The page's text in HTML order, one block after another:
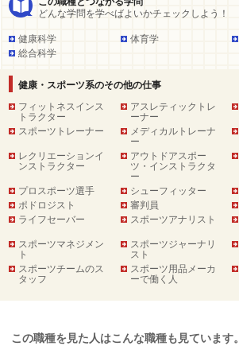
どんな学問を学べばよいかチェックしよう！
健康科学 体育学
総合科学
健康・スポーツ系のその他の仕事
フィットネスインス
トラクター
アスレティックトレ
ーナー
スポーツトレーナー
メディカルトレーナ
ー
レクリエーションイ
ンストラクター
アウトドアスポー
ツ・インストラクタ
ー
プロスポーツ選手
シューフィッター
ポドロジスト
審判員
ライフセーバー
スポーツアナリスト
スポーツマネジメン
ト
スポーツジャーナリ
スト
スポーツチームのス
タッフ
スポーツ用品メーカ
ーで働く人
この職種を見た人はこんな職種も見ています。